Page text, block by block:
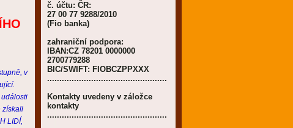
v
získali
LIDÍ,
č. účtu: ČR:
27 00 77 9288/2010
(Fio banka)
zahraniční podpora:
IBAN:CZ 78201 0000000
2700779288
BIC/SWIFT: FIOBCZPPXXX
.................................................
Kontakty uvedeny v záložce
kontakty
.................................................